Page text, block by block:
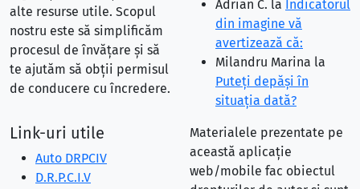
alte resurse utile. Scopul
nostru este să simplificăm
procesul de învățare și să
te ajutăm să obții permisul
de conducere cu încredere.
Adrian C. la Indicatorul
din imagine vă
avertizează că:
Milandru Marina la
Puteţi depăşi în
situaţia dată?
Link-uri utile
Auto DRPCIV
D.R.P.C.I.V
Materialele prezentate pe
această aplicație
web/mobile fac obiectul